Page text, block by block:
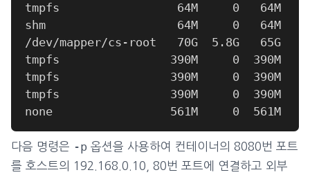
다음 명령은 -p 옵션을 사용하여 컨테이너의 8080번 포트
를 호스트의 192.168.0.10, 80번 포트에 연결하고 외부